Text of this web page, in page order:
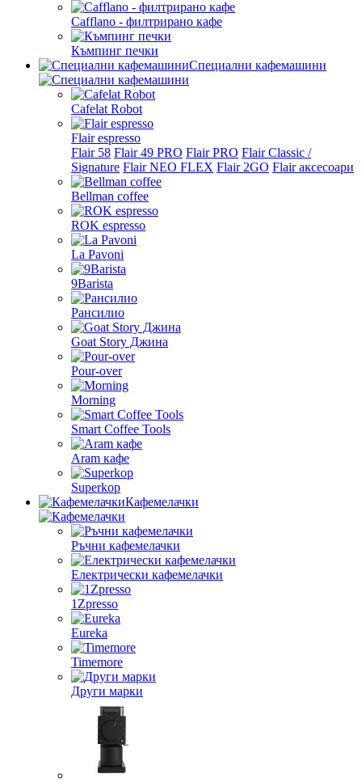
Cafflano - филтрирано кафе
Къмпинг печки
Специални кафемашини
Cafelat Robot
Flair espresso
Flair 58 Flair 49 PRO Flair PRO Flair Classic /
Signature Flair NEO FLEX Flair 2GO Flair аксесоари
Bellman coffee
ROK espresso
La Pavoni
9Barista
Рансилио
Goat Story Джина
Pour-over
Morning
Smart Coffee Tools
Aram кафе
Superkop
Кафемелачки
Ръчни кафемелачки
Електрически кафемелачки
1Zpresso
Eureka
Timemore
Други марки